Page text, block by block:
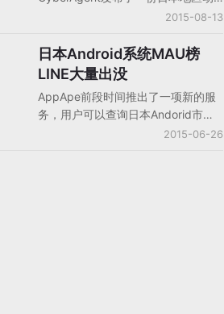
画普及率的报告。整体来看，日本的
画。而随着近年来，智能手机的迅速
普及，动画用户观看在线动画的比重
也有所提升。相对来说，20岁以下的
年轻用户更喜欢使用智能机观看动
画，而20岁以上的用户更愿意通过
2015-08-13
日本Android系统MAU榜
LINE大量出没
AppApe前段时间推出了一项新的服
务，用户可以查询日本Andorid市场
上APP的DAU和MAU排行榜。数据显
2015-06-26